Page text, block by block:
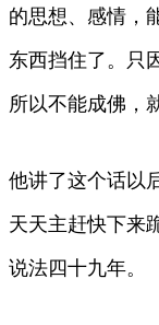
的思想、感情，
东西挡住了。只
所以不能成佛，
他讲了这个话以
天天主赶快下来
说法四十九年。